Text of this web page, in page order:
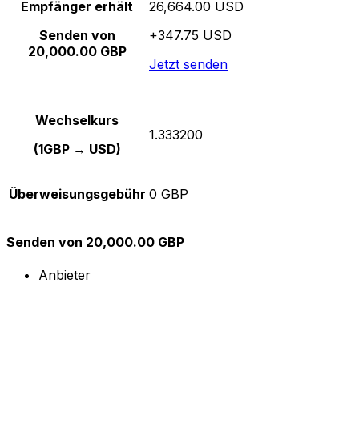
Empfänger erhält
Senden von
20,000.00 GBP
26,664.00 USD
+347.75 USD
Jetzt senden
Wechselkurs
(1GBP → USD)
1.333200
Überweisungsgebühr 0 GBP
Senden von 20,000.00 GBP
Anbieter